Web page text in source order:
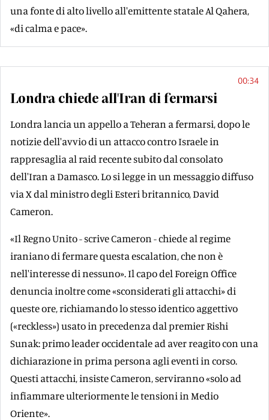
una fonte di alto livello all'emittente statale Al Qahera,
«di calma e pace».
00:34
Londra chiede all'Iran di fermarsi
Londra lancia un appello a Teheran a fermarsi, dopo le
notizie dell'avvio di un attacco contro Israele in
rappresaglia al raid recente subito dal consolato
dell'Iran a Damasco. Lo si legge in un messaggio diffuso
via X dal ministro degli Esteri britannico, David
Cameron.
«Il Regno Unito - scrive Cameron - chiede al regime
iraniano di fermare questa escalation, che non è
nell'interesse di nessuno». Il capo del Foreign Office
denuncia inoltre come «sconsiderati gli attacchi» di
queste ore, richiamando lo stesso identico aggettivo
(«reckless») usato in precedenza dal premier Rishi
Sunak: primo leader occidentale ad aver reagito con una
dichiarazione in prima persona agli eventi in corso.
Questi attacchi, insiste Cameron, serviranno «solo ad
infiammare ulteriormente le tensioni in Medio
Oriente».